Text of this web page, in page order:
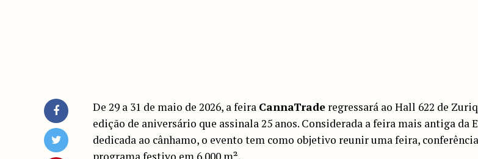
De 29 a 31 de maio de 2026, a feira CannaTrade regressará ao Hall 622 de
edição de aniversário que assinala 25 anos. Considerada a feira mais antiga da
dedicada ao cânhamo, o evento tem como objetivo reunir uma feira,
programa festivo em 6.000 m².